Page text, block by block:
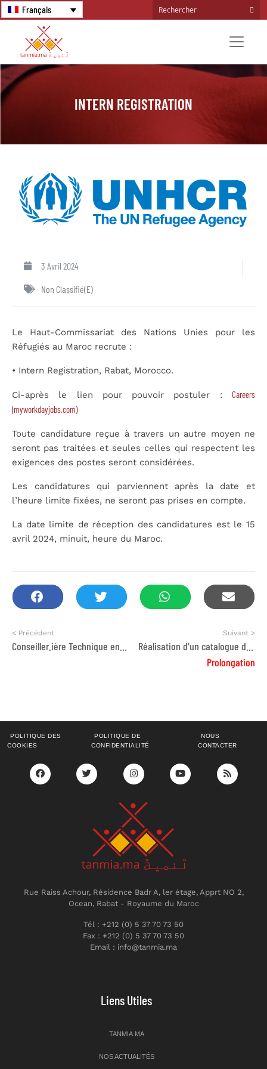
Français
INTERN REGISTRATION
3 Avril 2024
Non Classifié(e)
Le Haut-Commissariat des Nations Unies pour les
Réfugiés au Maroc recrute :
• Intern Registration, Rabat, Morocco.
Ci-après le lien pour pouvoir postuler : Careers
(myworkdayjobs.com)
Toute candidature reçue à travers un autre moyen ne
seront pas traitées et seules celles qui respectent les
exigences des postes seront considérées.
Les candidatures qui parviennent après la date et
l’heure limite fixées, ne seront pas prises en compte.
La date limite de réception des candidatures est le 15
avril 2024, minuit, heure du Maroc.
< Précédent Suivant >
Prolongation
POLITIQUE DES
COOKIES
POLITIQUE DE
CONFIDENTIALITÉ
NOUS
CONTACTER
Rue Raiss Achour, Résidence Badr A, ler étage, Apprt NO 2,
Ocean, Rabat - Royaume du Maroc
Tél : +212 (0) 5 37 70 73 50
Fax : +212 (0) 5 37 70 73 50
Email : info@tanmia.ma
Liens Utiles
TANMIA.MA
NOS ACTUALITÉS